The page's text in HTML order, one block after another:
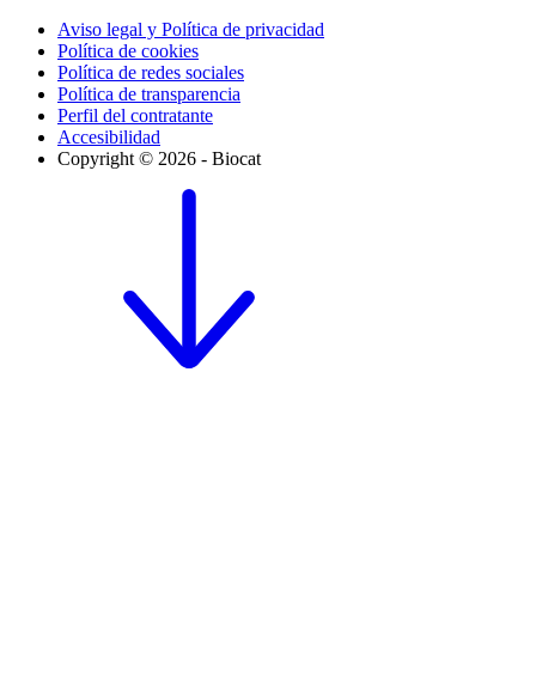
Aviso legal y Política de privacidad
Política de cookies
Política de redes sociales
Política de transparencia
Perfil del contratante
Accesibilidad
Copyright © 2026 - Biocat